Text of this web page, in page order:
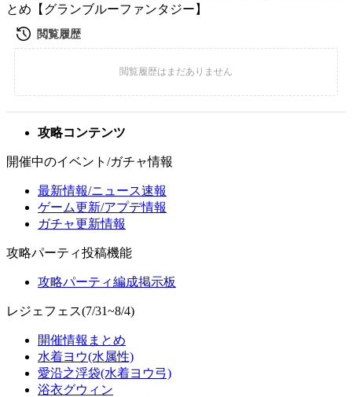
とめ【グランブルーファンタジー】
攻略コンテンツ
開催中のイベント/ガチャ情報
最新情報/ニュース速報
ゲーム更新/アプデ情報
ガチャ更新情報
攻略パーティ投稿機能
攻略パーティ編成掲示板
レジェフェス(7/31~8/4)
開催情報まとめ
水着ヨウ(水属性)
愛沿之浮袋(水着ヨウ弓)
浴衣グウィン